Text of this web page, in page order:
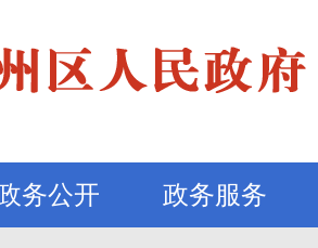
务公开 政务服务